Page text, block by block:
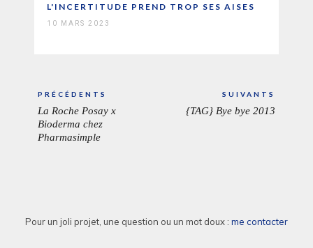
L'INCERTITUDE PREND TROP SES AISES
10 MARS 2023
Navigation
de
l’article
PRÉCÉDENTS
ARTICLE
PRÉCÉDENT:
La Roche Posay x
Bioderma chez
Pharmasimple
SUIVANTS
{TAG} Bye bye 2013
Pour un joli projet, une question ou un mot doux : me contacter